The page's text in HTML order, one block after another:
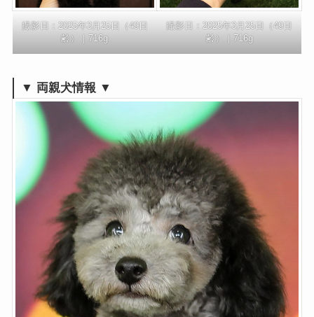
撮影日：2025年3月25日（49日
齢）｜716g
撮影日：2025年3月25日（49日
齢）｜716g
▼ 両親犬情報 ▼